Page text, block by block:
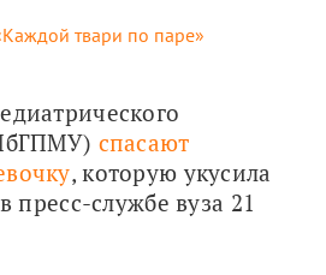
твари по паре»
спасают
, которую укусила
пресс-службе вуза 21